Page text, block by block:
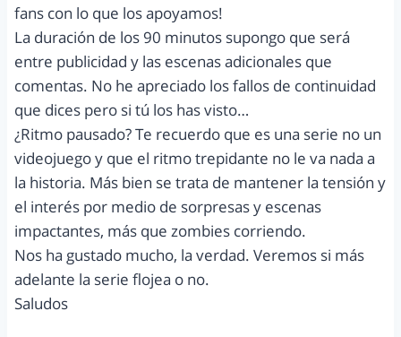
fans con lo que los apoyamos!
La duración de los 90 minutos supongo que será
entre publicidad y las escenas adicionales que
comentas. No he apreciado los fallos de continuidad
que dices pero si tú los has visto…
¿Ritmo pausado? Te recuerdo que es una serie no un
videojuego y que el ritmo trepidante no le va nada a
la historia. Más bien se trata de mantener la tensión y
el interés por medio de sorpresas y escenas
impactantes, más que zombies corriendo.
Nos ha gustado mucho, la verdad. Veremos si más
adelante la serie flojea o no.
Saludos